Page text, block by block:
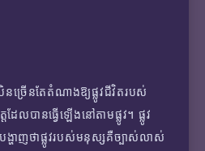
បិនច្រើនតែតំណាងឱ្យផ្លូវជីវិតរបស់
ែលបានធ្វើឡើងនៅតាមផ្លូវ។ ផ្លូវ
ង្ហាញថាផ្លូវរបស់មនុស្សគឺច្បាស់លាស់